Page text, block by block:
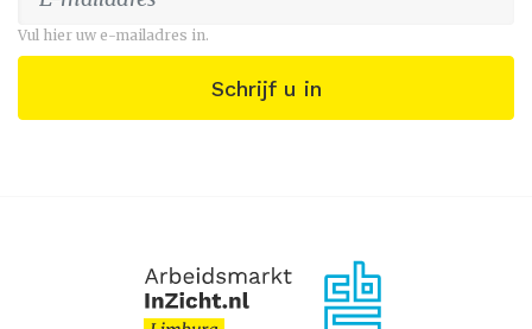
Vul hier uw e-mailadres in.
Schrijf u in